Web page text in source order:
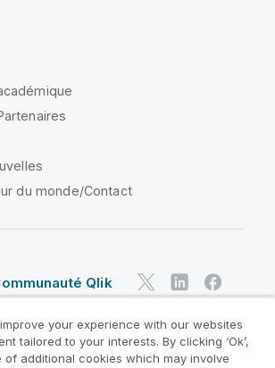
du monde/Contact
Qlik
des produits
your experience with our websites
tailored to your interests. By clicking ‘Ok’,
additional cookies which may involve